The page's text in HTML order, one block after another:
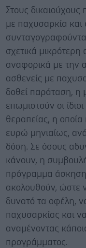
Στους
με παχυσαρκία
σχετικά μικρότερη
αναφορικά με την
ασθενείς με
δοθεί παράταση, η
επωμιστούν οι
θεραπείας, η
ευρώ μηνιαίως,
δόση. Σε όσους
κάνουν, η
πρόγραμμα
ακολουθούν, ώστε
δυνατό τα οφέλη,
παχυσαρκίας και
αναμένοντας
προγράμματος.